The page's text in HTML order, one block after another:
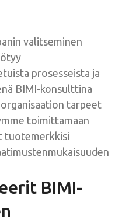
valitseminen
prosesseista ja
BIMI-konsulttina
tarpeet
toimittamaan
tuotemerkkisi
BIMI-